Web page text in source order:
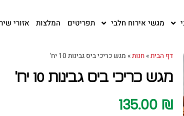
מגשי אירוח חלבי תפריטים המלצות אזורי
דף הבית»חנות» מגש כריכי ביס גבינות 10 יח'
מגש כריכי ביס גבינות 10 יח'
135.00 ₪